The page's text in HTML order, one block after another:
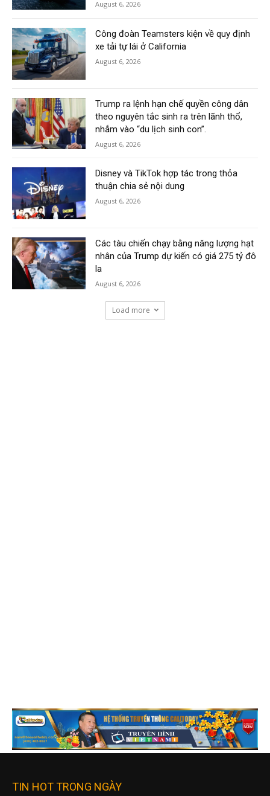
August 6, 2026
Công đoàn Teamsters kiện về quy định
xe tải tự lái ở California
August 6, 2026
Trump ra lệnh hạn chế quyền công dân
theo nguyên tắc sinh ra trên lãnh thổ,
nhắm vào “du lịch sinh con”.
August 6, 2026
Disney và TikTok hợp tác trong thỏa
thuận chia sẻ nội dung
August 6, 2026
Các tàu chiến chạy bằng năng lượng hạt
nhân của Trump dự kiến có giá 275 tỷ đô
la
August 6, 2026
Load more
TIN HOT TRONG NGÀY